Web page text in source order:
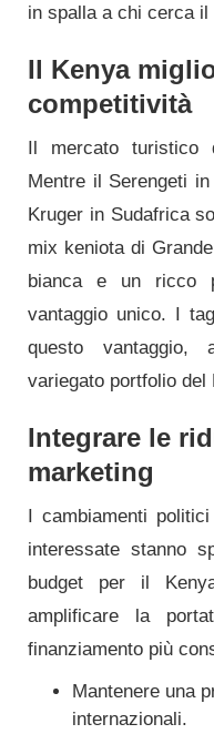
in spalla a chi cerca il
Il Kenya
competitività
Il mercato turistico
Mentre il Serengeti
Kruger in Sudafrica
mix keniota di
bianca e un ricco
vantaggio unico. I
questo vantaggio,
variegato portfolio del
Integrare le
marketing
I cambiamenti
interessate stanno
budget per il
amplificare la
finanziamento più
Mantenere una
internazionali.